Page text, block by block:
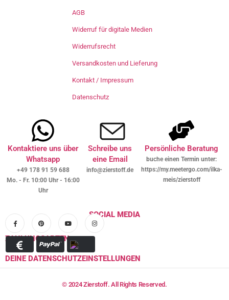
AGB
Widerruf für digitale Medien
Widerrufsrecht
Versandkosten und Lieferung
Kontakt / Impressum
Datenschutz
Kontaktiere uns über
Whatsapp
+49 178 91 59 688
Mo. - Fr. 10:00 Uhr - 16:00
Uhr
Schreibe uns
eine Email
info@zierstoff.de
Persönliche Beratung
buche einen Termin unter:
https://my.meetergo.com/ilka-
meis/zierstoff
SOCIAL MEDIA
ZAHLUNGSARTEN
DEINE DATENSCHUTZEINSTELLUNGEN
© 2024 Zierstoff. All Rights Reserved.